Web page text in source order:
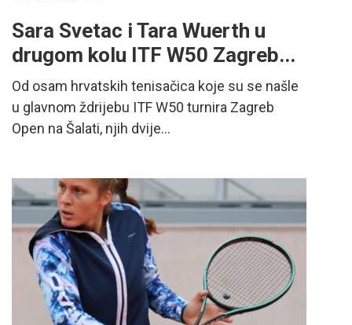
Sara Svetac i Tara Wuerth u
drugom kolu ITF W50 Zagreb...
Od osam hrvatskih tenisačica koje su se našle
u glavnom ždrijebu ITF W50 turnira Zagreb
Open na Šalati, njih dvije...